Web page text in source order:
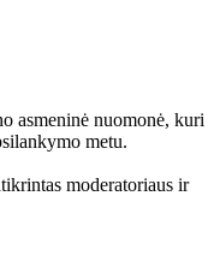
asmeninė nuomonė, kuri
metu.
moderatoriaus ir